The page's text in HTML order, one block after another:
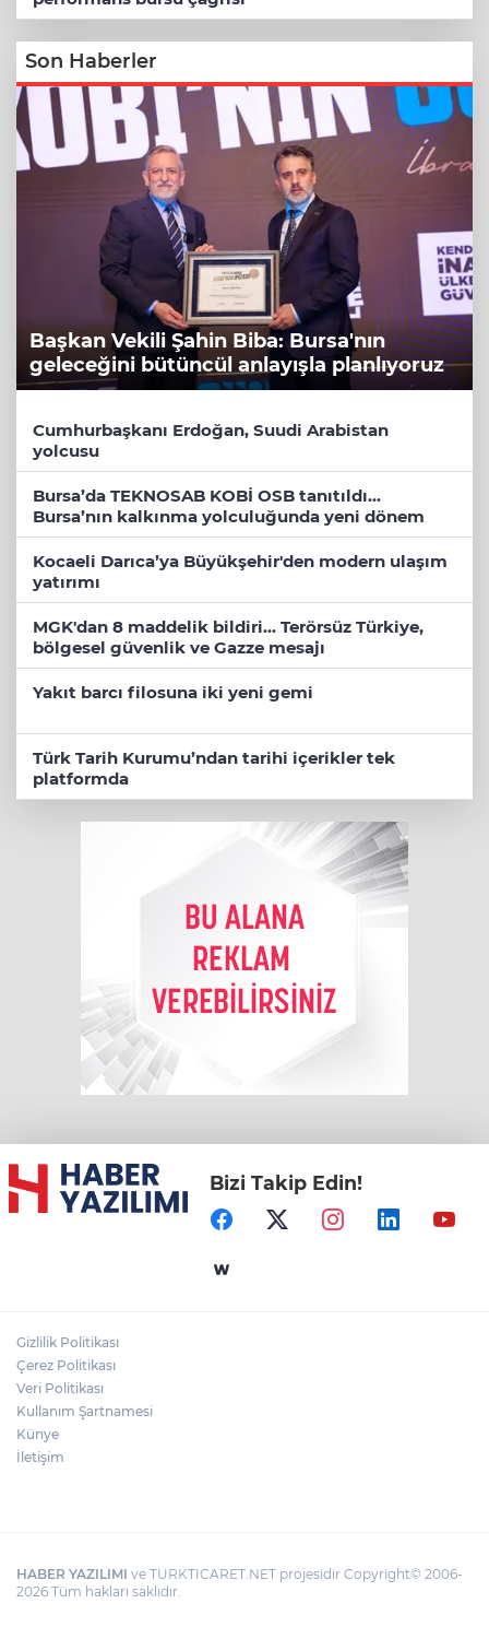
Son Haberler
Başkan Vekili Şahin Biba: Bursa'nın
geleceğini bütüncül anlayışla planlıyoruz
Cumhurbaşkanı Erdoğan, Suudi Arabistan
yolcusu
Bursa’da TEKNOSAB KOBİ OSB tanıtıldı...
Bursa’nın kalkınma yolculuğunda yeni dönem
Kocaeli Darıca’ya Büyükşehir'den modern ulaşım
yatırımı
MGK'dan 8 maddelik bildiri... Terörsüz Türkiye,
bölgesel güvenlik ve Gazze mesajı
Yakıt barcı filosuna iki yeni gemi
Türk Tarih Kurumu’ndan tarihi içerikler tek
platformda
Bizi Takip Edin!
Gizlilik Politikası
Çerez Politikası
Veri Politikası
Kullanım Şartnamesi
Künye
İletişim
HABER YAZILIMI ve TURKTICARET.NET projesidir Copyright© 2006-
2026 Tüm hakları saklıdır.